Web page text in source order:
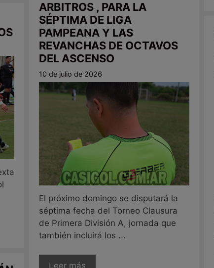
ARBITROS , PARA LA
SÉPTIMA DE LIGA
PAMPEANA Y LAS
REVANCHAS DE OCTAVOS
DEL ASCENSO
10 de julio de 2026
El próximo domingo se disputará la
séptima fecha del Torneo Clausura
de Primera División A, jornada que
también incluirá los ...
Leer más